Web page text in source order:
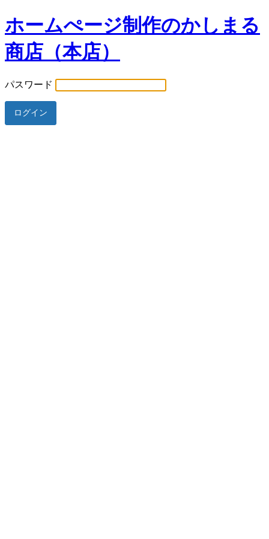
ホームぺージ制作のかしまる
商店（本店）
パスワード